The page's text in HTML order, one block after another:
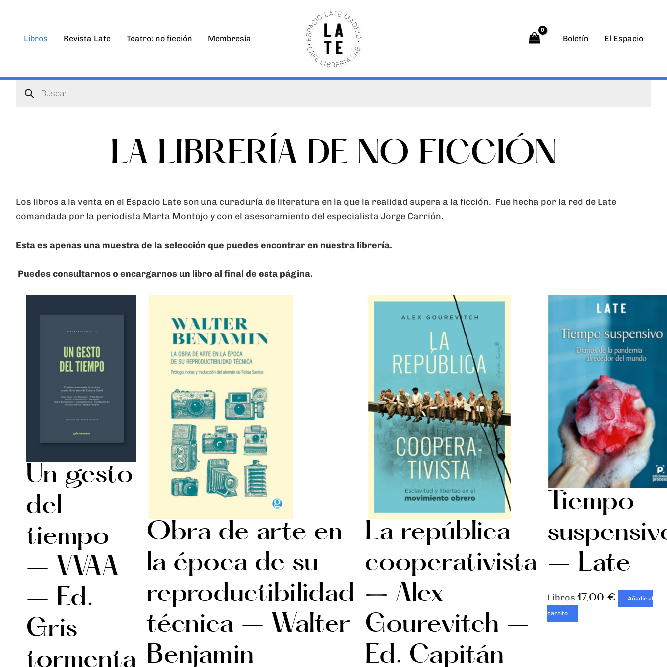
contenido
Libros Revista Late Teatro: no ficción Membresía Boletín El Espacio
LA LIBRERÍA DE NO FICCIÓN
Los libros a la venta en el Espacio Late son una curaduría de literatura en la que la realidad supera a la ficción. Fue hecha por la red de Late
comandada por la periodista Marta Montojo y con el asesoramiento del especialista Jorge Carrión.
Esta es apenas una muestra de la selección que puedes encontrar en nuestra librería.
Puedes consultarnos o encargarnos un libro al final de esta página.
Un gesto
del
tiempo
– VVAA
– Ed.
Gris
Obra de arte en
la época de su
reproductibilidad
técnica – Walter
Benjamin
La república
cooperativista
– Alex
Gourevitch –
Ed. Capitán
Tiempo
– Late
Libros 17,00 € Añadir al
carrito